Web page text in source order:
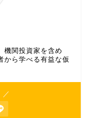
機関投資家を含め
から学べる有益な仮